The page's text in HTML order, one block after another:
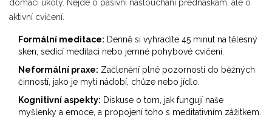
domácí úkoly. Nejde o pasivní naslouchání přednáškám, ale o
aktivní cvičení.
Formální meditace: Denně si vyhradíte 45 minut na tělesný
sken, sedící meditaci nebo jemné pohybové cvičení.
Neformální praxe: Začlenění plné pozornosti do běžných
činností, jako je mytí nádobí, chůze nebo jídlo.
Kognitivní aspekty: Diskuse o tom, jak fungují naše
myšlenky a emoce, a propojení toho s meditativním zážitkem.